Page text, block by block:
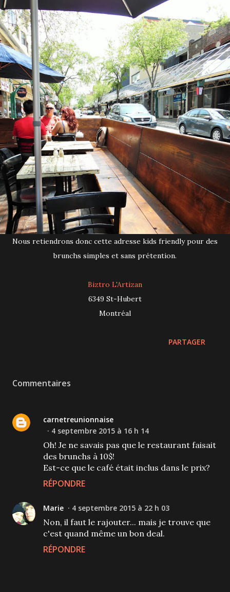
Nous retiendrons donc cette adresse kids friendly pour des
brunchs simples et sans prétention.
Biztro L'Artizan
6349 St-Hubert
Montréal
PARTAGER
Commentaires
carnetreunionnaise
4 septembre 2015 à 16 h 14
Oh! Je ne savais pas que le restaurant faisait
des brunchs à 10$!
Est-ce que le café était inclus dans le prix?
RÉPONDRE
Marie 4 septembre 2015 à 22 h 03
Non, il faut le rajouter... mais je trouve que
c'est quand même un bon deal.
RÉPONDRE